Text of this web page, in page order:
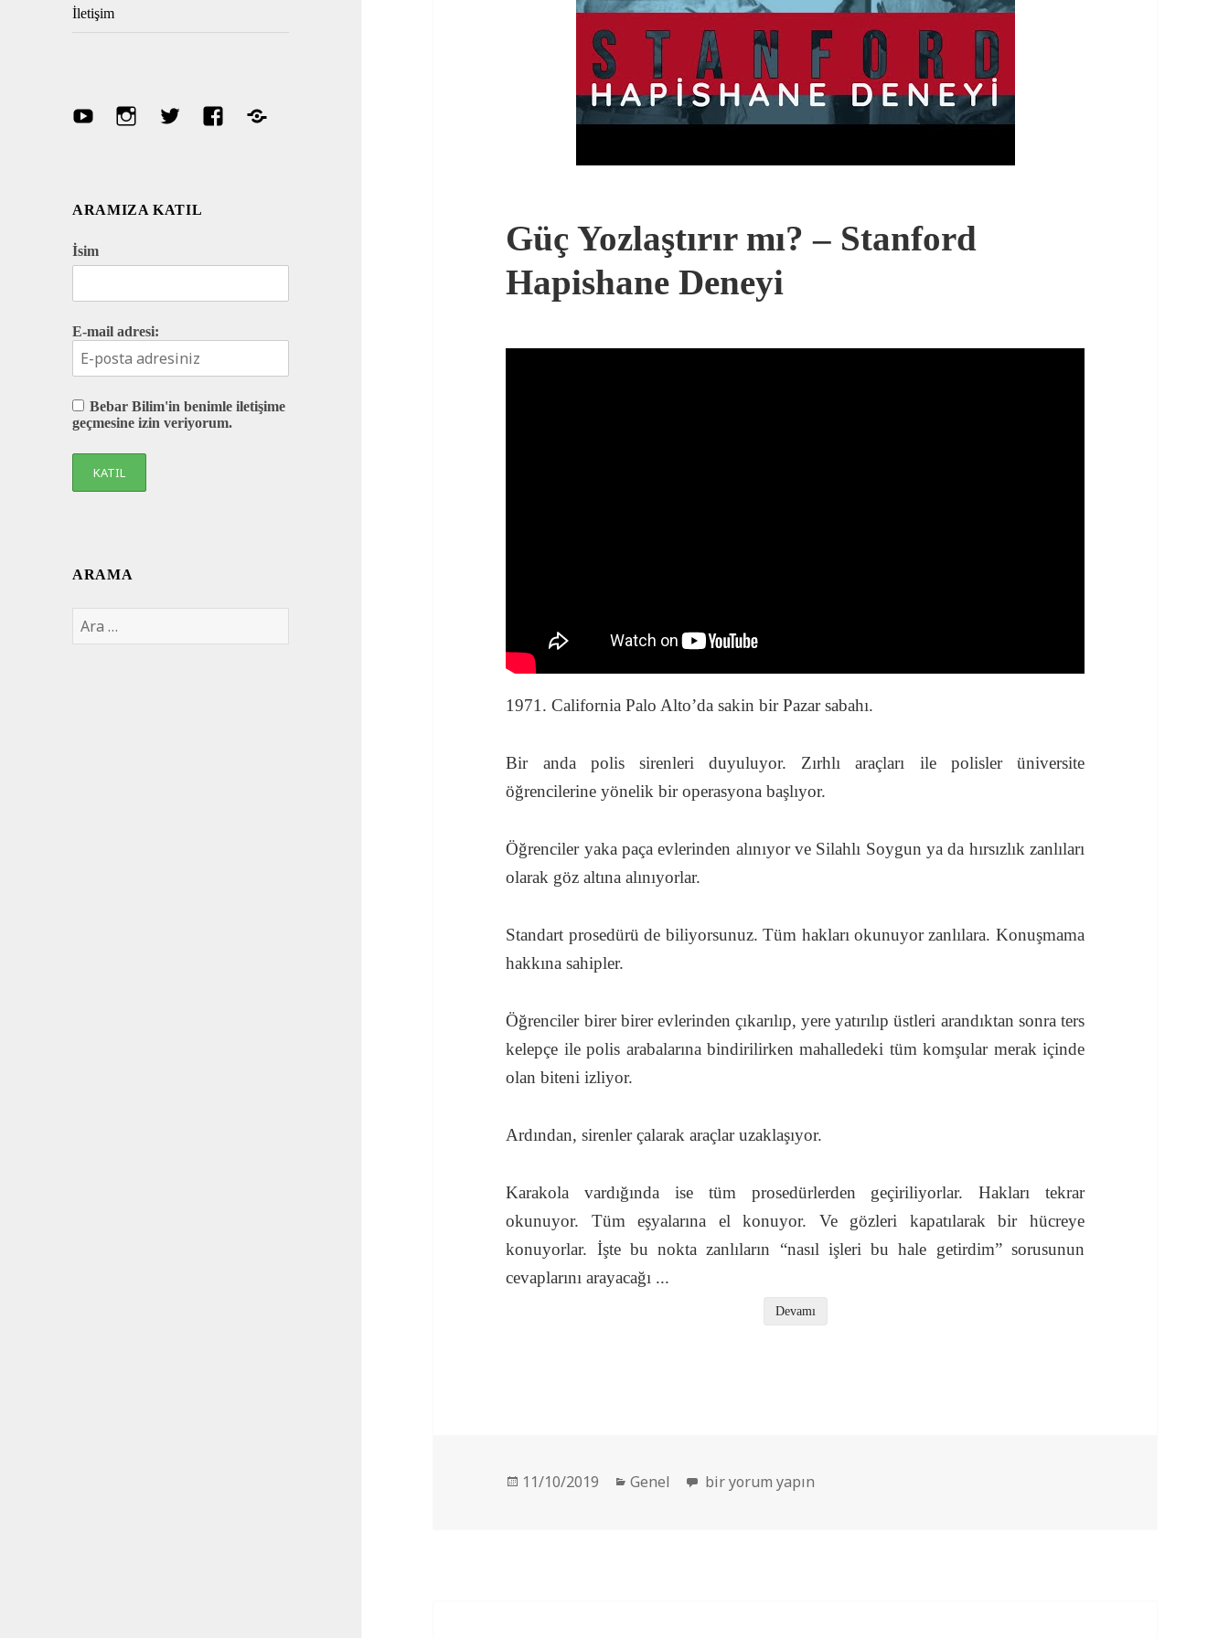
İletişim
YoutubeInstagramTwitter FacebookDiscord
ARAMIZA KATIL
İsim
E-mail adresi:
Bebar Bilim'in benimle iletişime
geçmesine izin veriyorum.
ARAMA
Arama:
Güç Yozlaştırır mı? – Stanford
Hapishane Deneyi
1971. California Palo Alto’da sakin bir Pazar sabahı.
Bir anda polis sirenleri duyuluyor. Zırhlı araçları ile polisler üniversite
öğrencilerine yönelik bir operasyona başlıyor.
Öğrenciler yaka paça evlerinden alınıyor ve Silahlı Soygun ya da hırsızlık zanlıları
olarak göz altına alınıyorlar.
Standart prosedürü de biliyorsunuz. Tüm hakları okunuyor zanlılara. Konuşmama
hakkına sahipler.
Öğrenciler birer birer evlerinden çıkarılıp, yere yatırılıp üstleri arandıktan sonra ters
kelepçe ile polis arabalarına bindirilirken mahalledeki tüm komşular merak içinde
olan biteni izliyor.
Ardından, sirenler çalarak araçlar uzaklaşıyor.
Karakola vardığında ise tüm prosedürlerden geçiriliyorlar. Hakları tekrar
okunuyor. Tüm eşyalarına el konuyor. Ve gözleri kapatılarak bir hücreye
konuyorlar. İşte bu nokta zanlıların “nasıl işleri bu hale getirdim” sorusunun
cevaplarını arayacağı ...
Devamı
Yayın
11/10/2019 Kategoriler
Genel Güç Yozlaştırır mı? – Stanford Hapishane Deneyi için
bir yorum yapın